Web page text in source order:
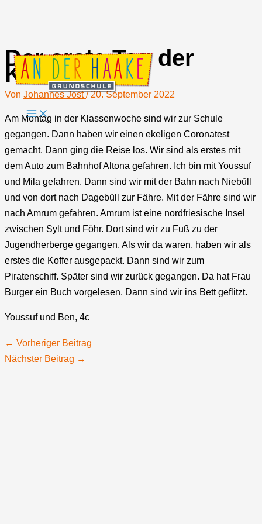
Zum
Inhalt
springen
Der erste Tag der
Klassenfahrt
Von Johannes Jost/20. September 2022
Am Montag in der Klassenwoche sind wir zur Schule
gegangen. Dann haben wir einen ekeligen Coronatest
gemacht. Dann ging die Reise los. Wir sind als erstes mit
dem Auto zum Bahnhof Altona gefahren. Ich bin mit Youssuf
und Mila gefahren. Dann sind wir mit der Bahn nach Niebüll
und von dort nach Dagebüll zur Fähre. Mit der Fähre sind wir
nach Amrum gefahren. Amrum ist eine nordfriesische Insel
zwischen Sylt und Föhr. Dort sind wir zu Fuß zu der
Jugendherberge gegangen. Als wir da waren, haben wir als
erstes die Koffer ausgepackt. Dann sind wir zum
Piratenschiff. Später sind wir zurück gegangen. Da hat Frau
Burger ein Buch vorgelesen. Dann sind wir ins Bett geflitzt.
Youssuf und Ben, 4c
← Vorheriger Beitrag
Nächster Beitrag →